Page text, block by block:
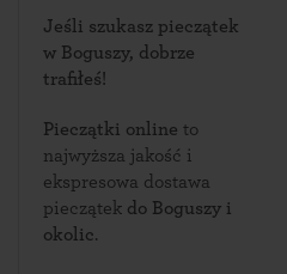
Jeśli szukasz pieczątek
w Boguszy, dobrze
trafiłeś!
Pieczątki online to
najwyższa jakość i
ekspresowa dostawa
pieczątek do Boguszy i
okolic.